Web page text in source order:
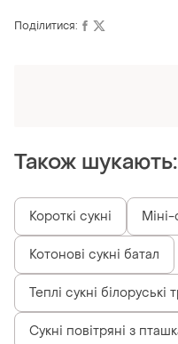
Поділитися:
Також шукають: